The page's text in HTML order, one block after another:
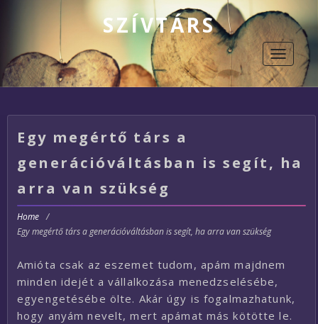
SZÍVTÁRS
Toggle
Egy megértő társ a
generációváltásban is segít, ha
arra van szükség
Home /
Egy megértő társ a generációváltásban is segít, ha arra van szükség
Amióta csak az eszemet tudom, apám majdnem
minden idejét a vállalkozása menedzselésébe,
egyengetésébe ölte. Akár úgy is fogalmazhatunk,
hogy anyám nevelt, mert apámat más kötötte le.